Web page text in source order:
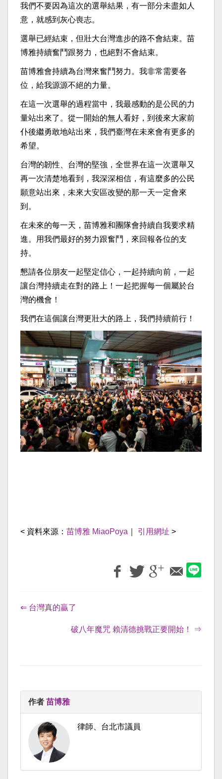
我們不要因為這次的選舉結果，有一部分未盡如人
意，就感到灰心喪志。
選舉已經結束，但壯大台灣進步的路不會結束。苗
博雅持續奮鬥跟努力，也絕對不會結束。
苗博雅會持續為台灣來奮鬥努力。我非常需要各
位，給我源源不絕的力量。
在這一次選舉的過程當中，我最感動的是公民的力
量站出來了。從一開始的無人看好，到後來大家前
仆後繼勇敢地站出來，我們臺灣在未來會有更多的
希望。
台灣的韌性、台灣的堅強，全世界在這一次選舉又
再一次清楚地看到，我深深相信，有這麼多的公民
願意站出來，未來大安區改變的那一天一定會來
到。
在未來的每一天，苗博雅和團隊會持續自我要求精
進。用我們最好的努力跟奮鬥，來回報各位的支
持。
懇請各位朋友一起堅定信心，一起持續向前，一起
讓台灣持續走在對的路上！一起把握每一個屬於台
灣的機會！
我們在這個讓台灣更壯大的路上，我們持續前行！
< 資料來源： 苗博雅 MiaoPoya 引用網址 >
⇐ 台灣真的贏了
破八年魔咒 賴清德挑戰正要開始！ ⇒
作者 苗博雅
律師、台北市議員